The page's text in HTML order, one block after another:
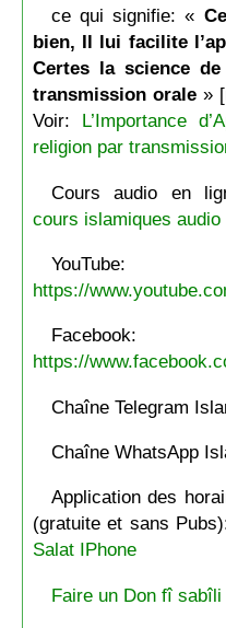
ce qui signifie: «
bien, Il lui facilite
Certes la science
transmission orale»
Voir: L’Importance
religion par
Cours audio en
cours islamiques audio
YouTube:
https://
Facebook:
https://
Chaîne Telegram
Chaîne WhatsApp
Application des
(gratuite et sans
Salat IPhone
Faire un Don fî sabîli